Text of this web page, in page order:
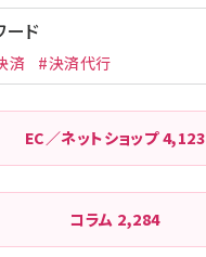
ード
済 #決済代行
EC／ネットショップ4,123
コラム 2,284